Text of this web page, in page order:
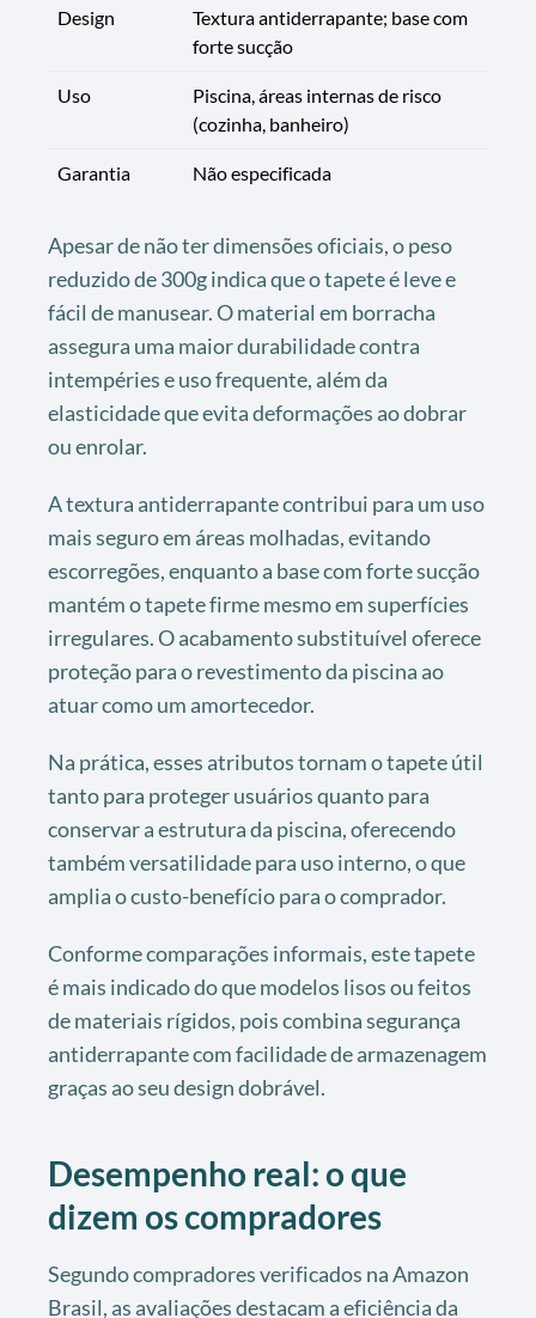
Design
Textura antiderrapante; base com
forte sucção
Uso
Piscina, áreas internas de risco
(cozinha, banheiro)
Garantia Não especificada
Apesar de não ter dimensões oficiais, o peso
reduzido de 300g indica que o tapete é leve e
fácil de manusear. O material em borracha
assegura uma maior durabilidade contra
intempéries e uso frequente, além da
elasticidade que evita deformações ao dobrar
ou enrolar.
A textura antiderrapante contribui para um uso
mais seguro em áreas molhadas, evitando
escorregões, enquanto a base com forte sucção
mantém o tapete firme mesmo em superfícies
irregulares. O acabamento substituível oferece
proteção para o revestimento da piscina ao
atuar como um amortecedor.
Na prática, esses atributos tornam o tapete útil
tanto para proteger usuários quanto para
conservar a estrutura da piscina, oferecendo
também versatilidade para uso interno, o que
amplia o custo-benefício para o comprador.
Conforme comparações informais, este tapete
é mais indicado do que modelos lisos ou feitos
de materiais rígidos, pois combina segurança
antiderrapante com facilidade de armazenagem
graças ao seu design dobrável.
Desempenho real: o que
dizem os compradores
Segundo compradores verificados na Amazon
Brasil, as avaliações destacam a eficiência da